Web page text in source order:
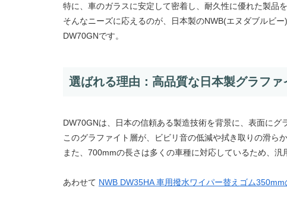
特に、車のガラスに安定して密着し、耐久性に優れた製品
そんなニーズに応えるのが、日本製のNWB(エヌダブルビ
DW70GNです。
選ばれる理由：高品質な日本製グラフ
DW70GNは、日本の信頼ある製造技術を背景に、表面にグ
このグラファイト層が、ビビリ音の低減や拭き取りの滑ら
また、700mmの長さは多くの車種に対応しているため、汎
あわせて NWB DW35HA 車用撥水ワイパー替えゴム